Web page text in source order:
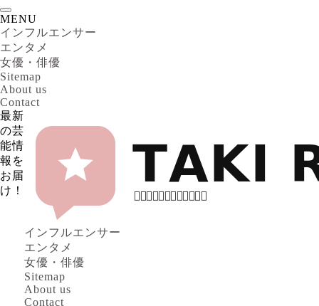
MENU
インフルエンサー
エンタメ
女優・俳優
Sitemap
About us
Contact
最新
の芸
能情
報を
お届
け！
インフルエンサー
エンタメ
女優・俳優
Sitemap
About us
Contact